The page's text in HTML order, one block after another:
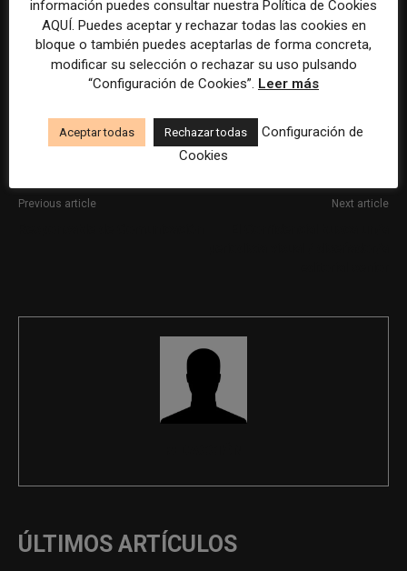
La selección y el tratamiento de la información de estas
ofertas se ha realizado con la asistencia de herramientas
de inteligencia artificial, siempre bajo supervisión
Previous article Next article
ÚLTIMOS ARTÍCULOS
información puedes consultar nuestra Política de Cookies
AQUÍ. Puedes aceptar y rechazar todas las cookies en
bloque o también puedes aceptarlas de forma concreta,
modificar su selección o rechazar su uso pulsando
“Configuración de Cookies”. Leer más
Aceptar todas Rechazar todas
Configuración de
Cookies